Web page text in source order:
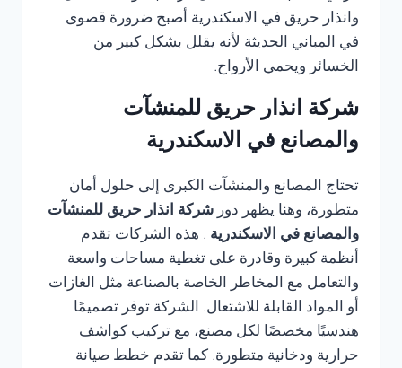
وانذار حريق في الاسكندرية أصبح ضرورة قصوى
في المباني الحديثة لأنه يقلل بشكل كبير من
الخسائر ويحمي الأرواح.
شركة انذار حريق للمنشآت
والمصانع في الاسكندرية
تحتاج المصانع والمنشآت الكبرى إلى حلول أمان
متطورة، وهنا يظهر دور شركة انذار حريق للمنشآت
والمصانع في الاسكندرية . هذه الشركات تقدم
أنظمة كبيرة وقادرة على تغطية مساحات واسعة
والتعامل مع المخاطر الخاصة بالصناعة مثل الغازات
أو المواد القابلة للاشتعال. الشركة توفر تصميمًا
هندسيًا مخصصًا لكل مصنع، مع تركيب كواشف
حرارية ودخانية متطورة. كما تقدم خطط صيانة